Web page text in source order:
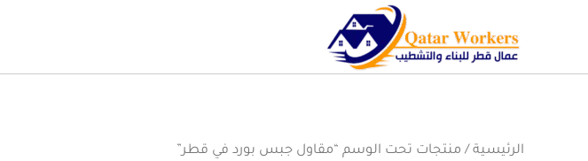
الرئيسية / منتجات تحت الوسم “مقاول جبس بورد في قطر”